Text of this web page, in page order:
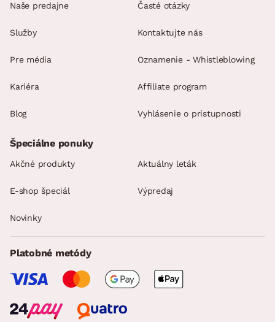
Naše predajne
Služby
Pre média
Kariéra
Blog
Časté otázky
Kontaktujte nás
Oznamenie - Whistleblowing
Affiliate program
Vyhlásenie o prístupnosti
Špeciálne ponuky
Akčné produkty Aktuálny leták
E-shop špeciál Výpredaj
Novinky
Platobné metódy